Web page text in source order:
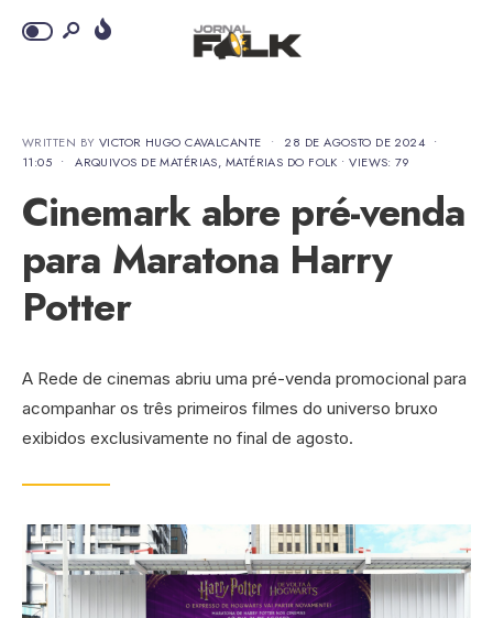
WRITTEN BY VICTOR HUGO CAVALCANTE • 28 DE AGOSTO DE 2024 •
11:05 • ARQUIVOS DE MATÉRIAS, MATÉRIAS DO FOLK •VIEWS: 79
Cinemark abre pré-venda
para Maratona Harry
Potter
A Rede de cinemas abriu uma pré-venda promocional para
acompanhar os três primeiros filmes do universo bruxo
exibidos exclusivamente no final de agosto.